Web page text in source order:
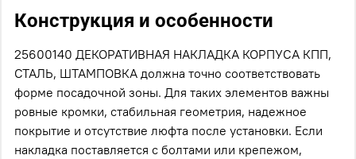
Конструкция и особенности
25600140 ДЕКОРАТИВНАЯ НАКЛАДКА КОРПУСА КПП,
СТАЛЬ, ШТАМПОВКА должна точно соответствовать
форме посадочной зоны. Для таких элементов важны
ровные кромки, стабильная геометрия, надежное
покрытие и отсутствие люфта после установки. Если
накладка поставляется с болтами или крепежом,